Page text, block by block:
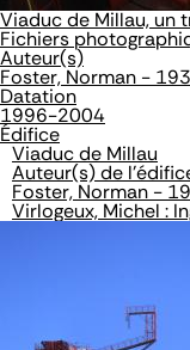
Viaduc de Millau, un
Fichiers
Auteur(s)
Foster, Norman -
Datation
1996-2004
Édifice
Viaduc de Millau
Auteur(s) de
Foster, Norman -
Virlogeux, Michel :